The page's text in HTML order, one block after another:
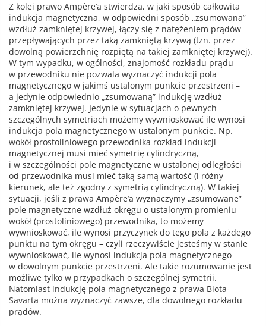
Z kolei prawo Ampère’a stwierdza, w jaki sposób całkowita
indukcja magnetyczna, w odpowiedni sposób „zsumowana”
wzdłuż zamkniętej krzywej, łączy się z natężeniem prądów
przepływających przez taką zamkniętą krzywą (tzn. przez
dowolną powierzchnię rozpiętą na takiej zamkniętej krzywej).
W tym wypadku, w ogólności, znajomość rozkładu prądu
w przewodniku nie pozwala wyznaczyć indukcji pola
magnetycznego w jakimś ustalonym punkcie przestrzeni –
a jedynie odpowiednio „zsumowaną” indukcję wzdłuż
zamkniętej krzywej. Jedynie w sytuacjach o pewnych
szczególnych symetriach możemy wywnioskować ile wynosi
indukcja pola magnetycznego w ustalonym punkcie. Np.
wokół prostoliniowego przewodnika rozkład indukcji
magnetycznej musi mieć symetrię cylindryczną,
i w szczególności pole magnetyczne w ustalonej odległości
od przewodnika musi mieć taką samą wartość (i różny
kierunek, ale też zgodny z symetrią cylindryczną). W takiej
sytuacji, jeśli z prawa Ampère’a wyznaczymy „zsumowane”
pole magnetyczne wzdłuż okręgu o ustalonym promieniu
wokół (prostoliniowego) przewodnika, to możemy
wywnioskować, ile wynosi przyczynek do tego pola z każdego
punktu na tym okręgu – czyli rzeczywiście jesteśmy w stanie
wywnioskować, ile wynosi indukcja pola magnetycznego
w dowolnym punkcie przestrzeni. Ale takie rozumowanie jest
możliwe tylko w przypadkach o szczególnej symetrii.
Natomiast indukcję pola magnetycznego z prawa Biota-
Savarta można wyznaczyć zawsze, dla dowolnego rozkładu
prądów.